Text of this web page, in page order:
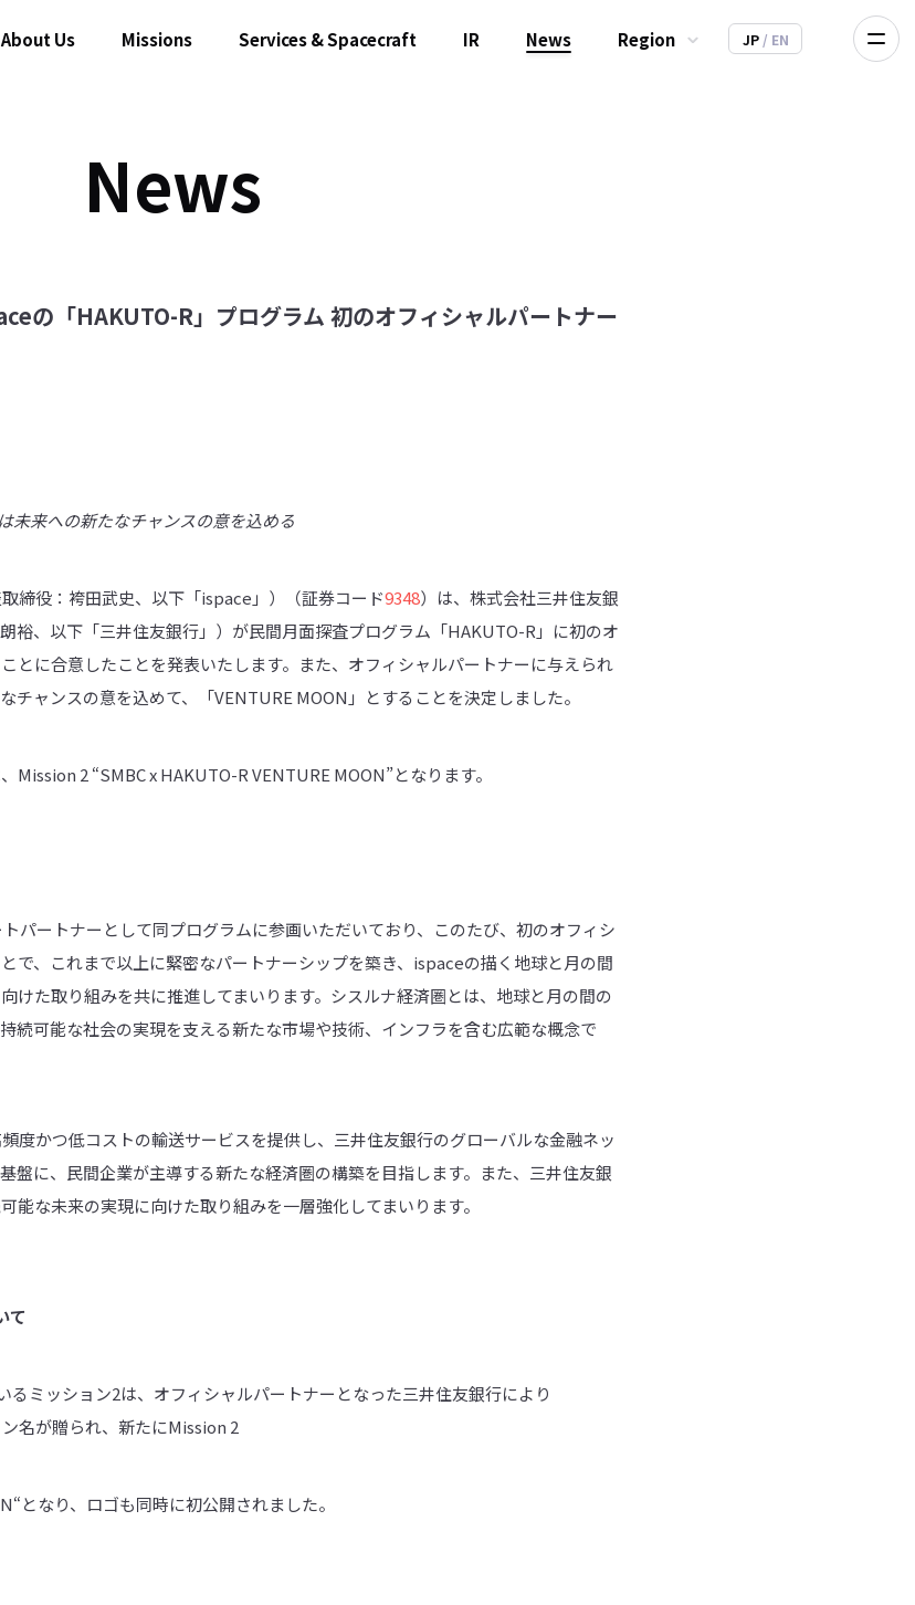
About Us Missions Services & Spacecraft IR News Region JP / EN
News
の「HAKUTO-R」プログラム 初のオフィシャルパートナー
未来への新たなチャンスの意を込める
締役：袴田武史、以下「ispace」）（証券コード9348）は、株式会社三井住友銀
裕、以下「三井住友銀行」）が民間月面探査プログラム「HAKUTO-R」に初のオ
とに合意したことを発表いたします。また、オフィシャルパートナーに与えられ
チャンスの意を込めて、「VENTURE MOON」とすることを決定しました。
2 “SMBC x HAKUTO-R VENTURE MOON”となります。
パートナーとして同プログラムに参画いただいており、このたび、初のオフィシ
で、これまで以上に緊密なパートナーシップを築き、ispaceの描く地球と月の間
けた取り組みを共に推進してまいります。シスルナ経済圏とは、地球と月の間の
続可能な社会の実現を支える新たな市場や技術、インフラを含む広範な概念で
度かつ低コストの輸送サービスを提供し、三井住友銀行のグローバルな金融ネッ
盤に、民間企業が主導する新たな経済圏の構築を目指します。また、三井住友銀
能な未来の実現に向けた取り組みを一層強化してまいります。
て
るミッション2は、オフィシャルパートナーとなった三井住友銀行により
名が贈られ、新たにMission 2
となり、ロゴも同時に初公開されました。